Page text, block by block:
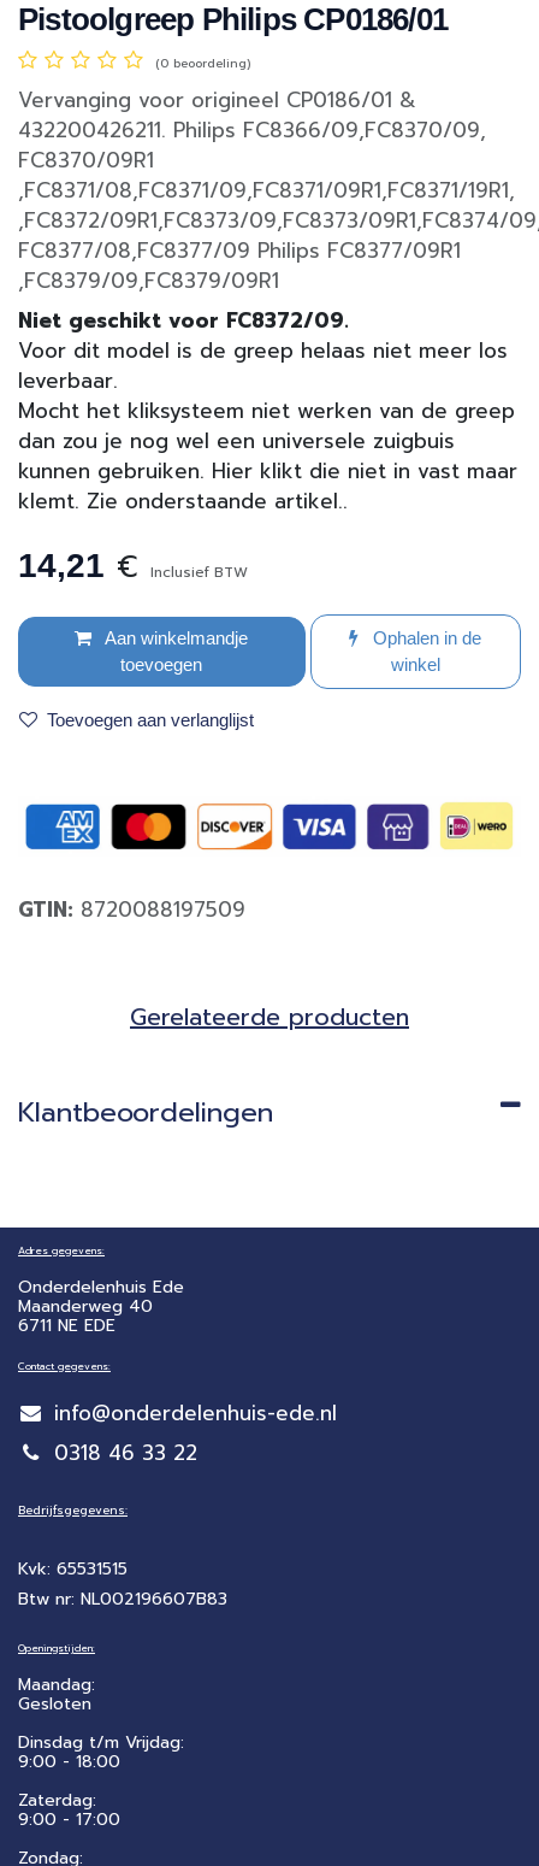
Pistoolgreep Philips CP0186/01
(0 beoordeling)
Vervanging voor origineel CP0186/01 &
432200426211. Philips FC8366/09,FC8370/09,
FC8370/09R1
,FC8371/08,FC8371/09,FC8371/09R1,FC8371/19R1,
,FC8372/09R1,FC8373/09,FC8373/09R1,FC8374/
FC8377/08,FC8377/09 Philips FC8377/09R1
,FC8379/09,FC8379/09R1
Niet geschikt voor FC8372/09.
Voor dit model is de greep helaas niet meer los
leverbaar.
Mocht het kliksysteem niet werken van de greep
dan zou je nog wel een universele zuigbuis
kunnen gebruiken. Hier klikt die niet in vast maar
klemt. Zie onderstaande artikel..
14,21 € Inclusief BTW
Aan winkelmandje
toevoegen
Ophalen in de
winkel
Toevoegen aan verlanglijst
GTIN: 8720088197509
Gerela​teerde producten​
Klantbeoordelingen
Adres gegevens:
Onderdelenhuis Ede
Maanderweg 40
6711 NE EDE
Contact gegevens:
info@onderdelenhuis-ede.nl
0318 46 33 22
Bedrijfsgegevens:
Kvk: 65531515
Btw nr: NL002196607B83
Openingstijden:
Maandag:
Gesloten
Dinsdag t/m Vrijdag:
9:00 - 18:00
Zaterdag:
​9:00 - 17:00
Zondag: